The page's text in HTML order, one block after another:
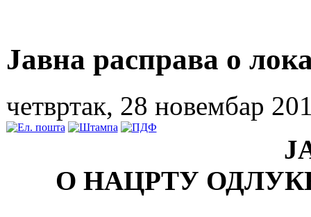
Јавна расправа о
четвртак, 28 новембар
О НАЦРТУ